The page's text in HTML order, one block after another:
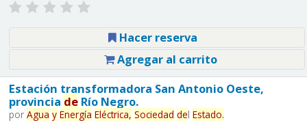
Hacer reserva
Agregar al carrito
Estación transformadora San Antonio Oeste,
provincia deRío Negro.
por Agua y Energía Eléctrica, Sociedad del Estado.